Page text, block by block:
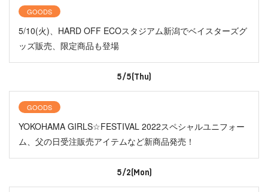
GOODS
5/10(火)、HARD OFF ECOスタジアム新潟でベイスターズグ
ッズ販売、限定商品も登場
5/5(Thu)
GOODS
YOKOHAMA GIRLS☆FESTIVAL 2022スペシャルユニフォー
ム、父の日受注販売アイテムなど新商品発売！
5/2(Mon)